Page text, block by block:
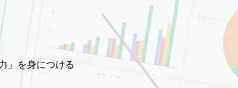
」を身につける